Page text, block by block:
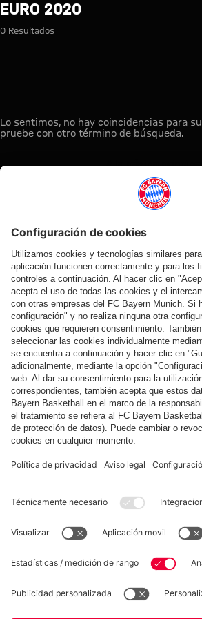
Búsqueda: Euro 2020
EURO 2020
0 Resultados
Lo sentimos, no hay coincidencias para
pruebe con otro término de búsqueda.
A la página
ESTO LE PUEDE INTERESAR
TIENDA
ONLINE
¡Disponible
la nueva
primera
equipación
para la
2025/26!
OFERTA
VENTILADOR
FC Bayern
Múnich
Tarjetas de
autógrafos
AFICIÓN
Clubs
de fans
MYFCBAYERN
Descubre tu
espacio
personal para
fans
Colaborador
Museum Prensa
Aviso legal
Política de privacidad Condiciones
Sistema de denuncia
Contacto